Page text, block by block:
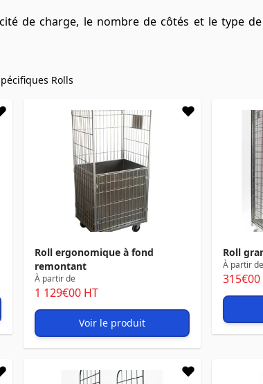
de charge, le nombre de côtés et le type de
Rolls
Roll ergonomique à fond
remontant
À partir de
1 129€00 HT
Voir le produit
Roll
À partir de
315€00